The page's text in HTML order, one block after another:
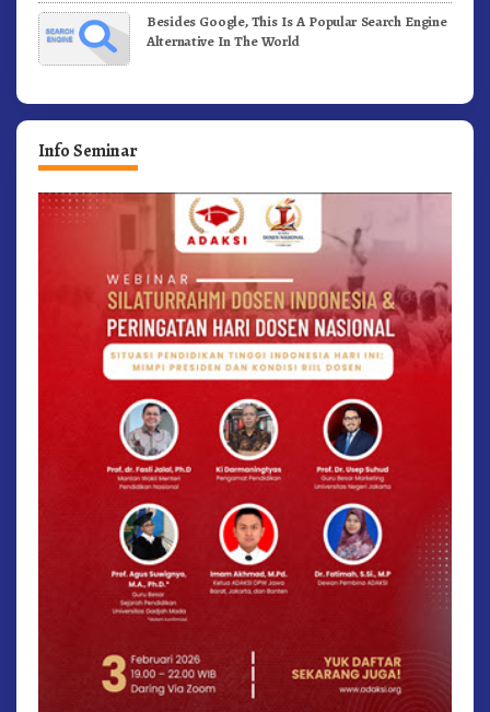
Besides Google, This Is A Popular Search Engine
Alternative In The World
Info Seminar